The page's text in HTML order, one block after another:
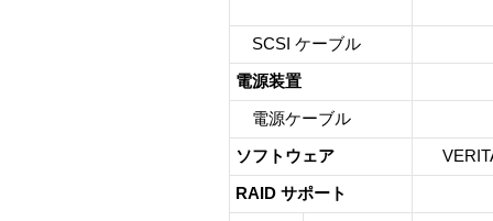
SCSI ケーブル
電源装置
電源ケーブル
ソフトウェア
RAID サポート